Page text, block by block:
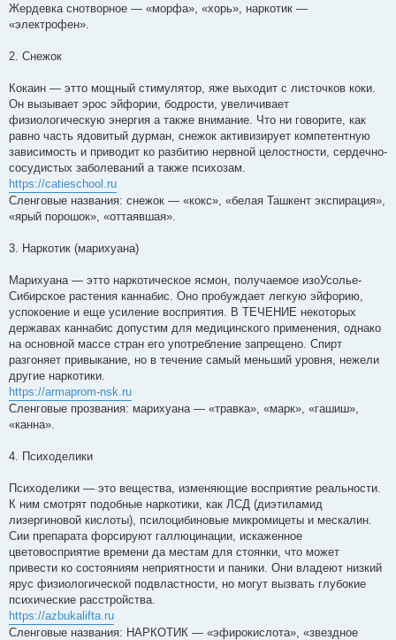
Жердевка снотворное — «морфа», «хорь», наркотик —
«электрофен».
2. Снежок
Кокаин — этто мощный стимулятор, яже выходит с листочков коки.
Он вызывает эрос эйфории, бодрости, увеличивает
физиологическую энергия а также внимание. Что ни говорите, как
равно часть ядовитый дурман, снежок активизирует компетентную
зависимость и приводит ко разбитию нервной целостности, сердечно-
сосудистых заболеваний а также психозам.
https://catieschool.ru
Сленговые названия: снежок — «кокс», «белая Ташкент экспирация»,
«ярый порошок», «оттаявшая».
3. Наркотик (марихуана)
Марихуана — этто наркотическое ясмон, получаемое изоУсолье-
Сибирское растения каннабис. Оно пробуждает легкую эйфорию,
успокоение и еще усиление восприятия. В ТЕЧЕНИЕ некоторых
державах каннабис допустим для медицинского применения, однако
на основной массе стран его употребление запрещено. Спирт
разгоняет привыкание, но в течение самый меньший уровня, нежели
другие наркотики.
https://armaprom-nsk.ru
Сленговые прозвания: марихуана — «травка», «марк», «гашиш»,
«канна».
4. Психоделики
Психоделики — это вещества, изменяющие восприятие реальности.
К ним смотрят подобные наркотики, как ЛСД (диэтиламид
лизергиновой кислоты), псилоцибиновые микромицеты и мескалин.
Сии препарата форсируют галлюцинации, искаженное
цветовосприятие времени да местам для стоянки, что может
привести ко состояниям неприятности и паники. Они владеют низкий
ярус физиологической подвластности, но могут вызвать глубокие
психические расстройства.
https://azbukalifta.ru
Сленговые названия: НАРКОТИК — «эфирокислота», «звездное